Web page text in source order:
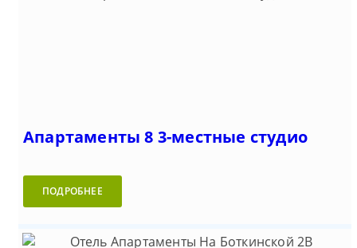
Апартаменты 8 3-местные студио
ПОДРОБНЕЕ